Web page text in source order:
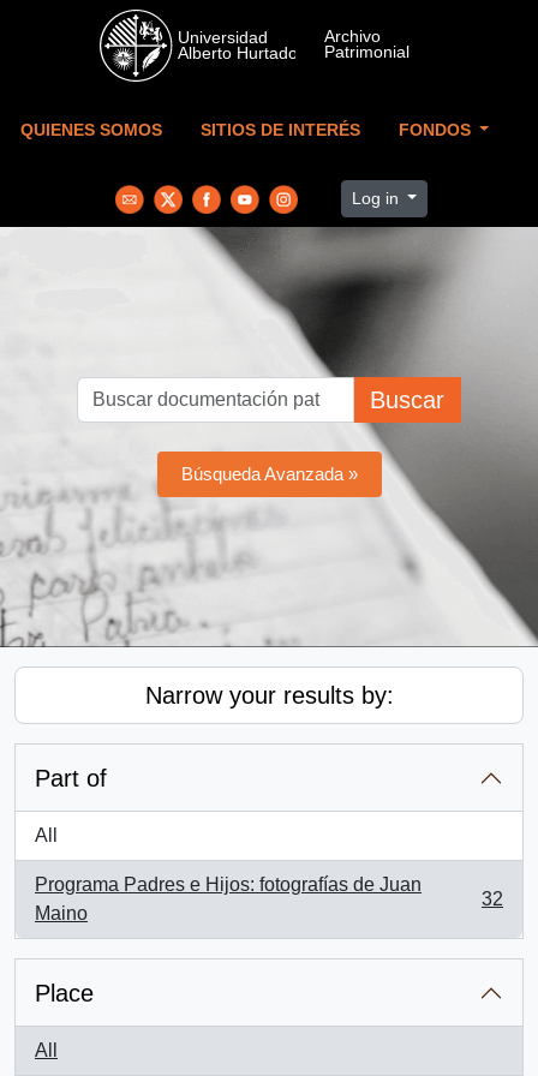
Skip to main content
QUIENES SOMOS SITIOS DE INTERÉS FONDOS
Log in
Buscar
Búsqueda Avanzada »
Narrow your results by:
Part of
All
Programa Padres e Hijos: fotografías de Juan
Maino
, 32 results
32
Place
All